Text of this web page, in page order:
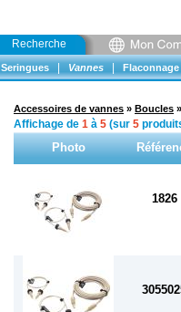
Recherche
Seringues Vannes Flaconnage
Accessoires de vannes » Boucles
Affichage de 1 à 5 (sur 5
Photo
1826